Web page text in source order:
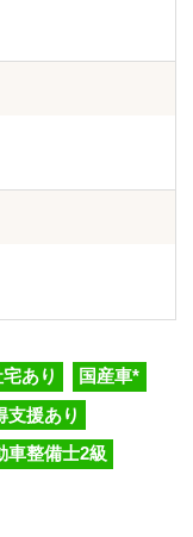
あり 国産車*
支援あり
車整備士2級